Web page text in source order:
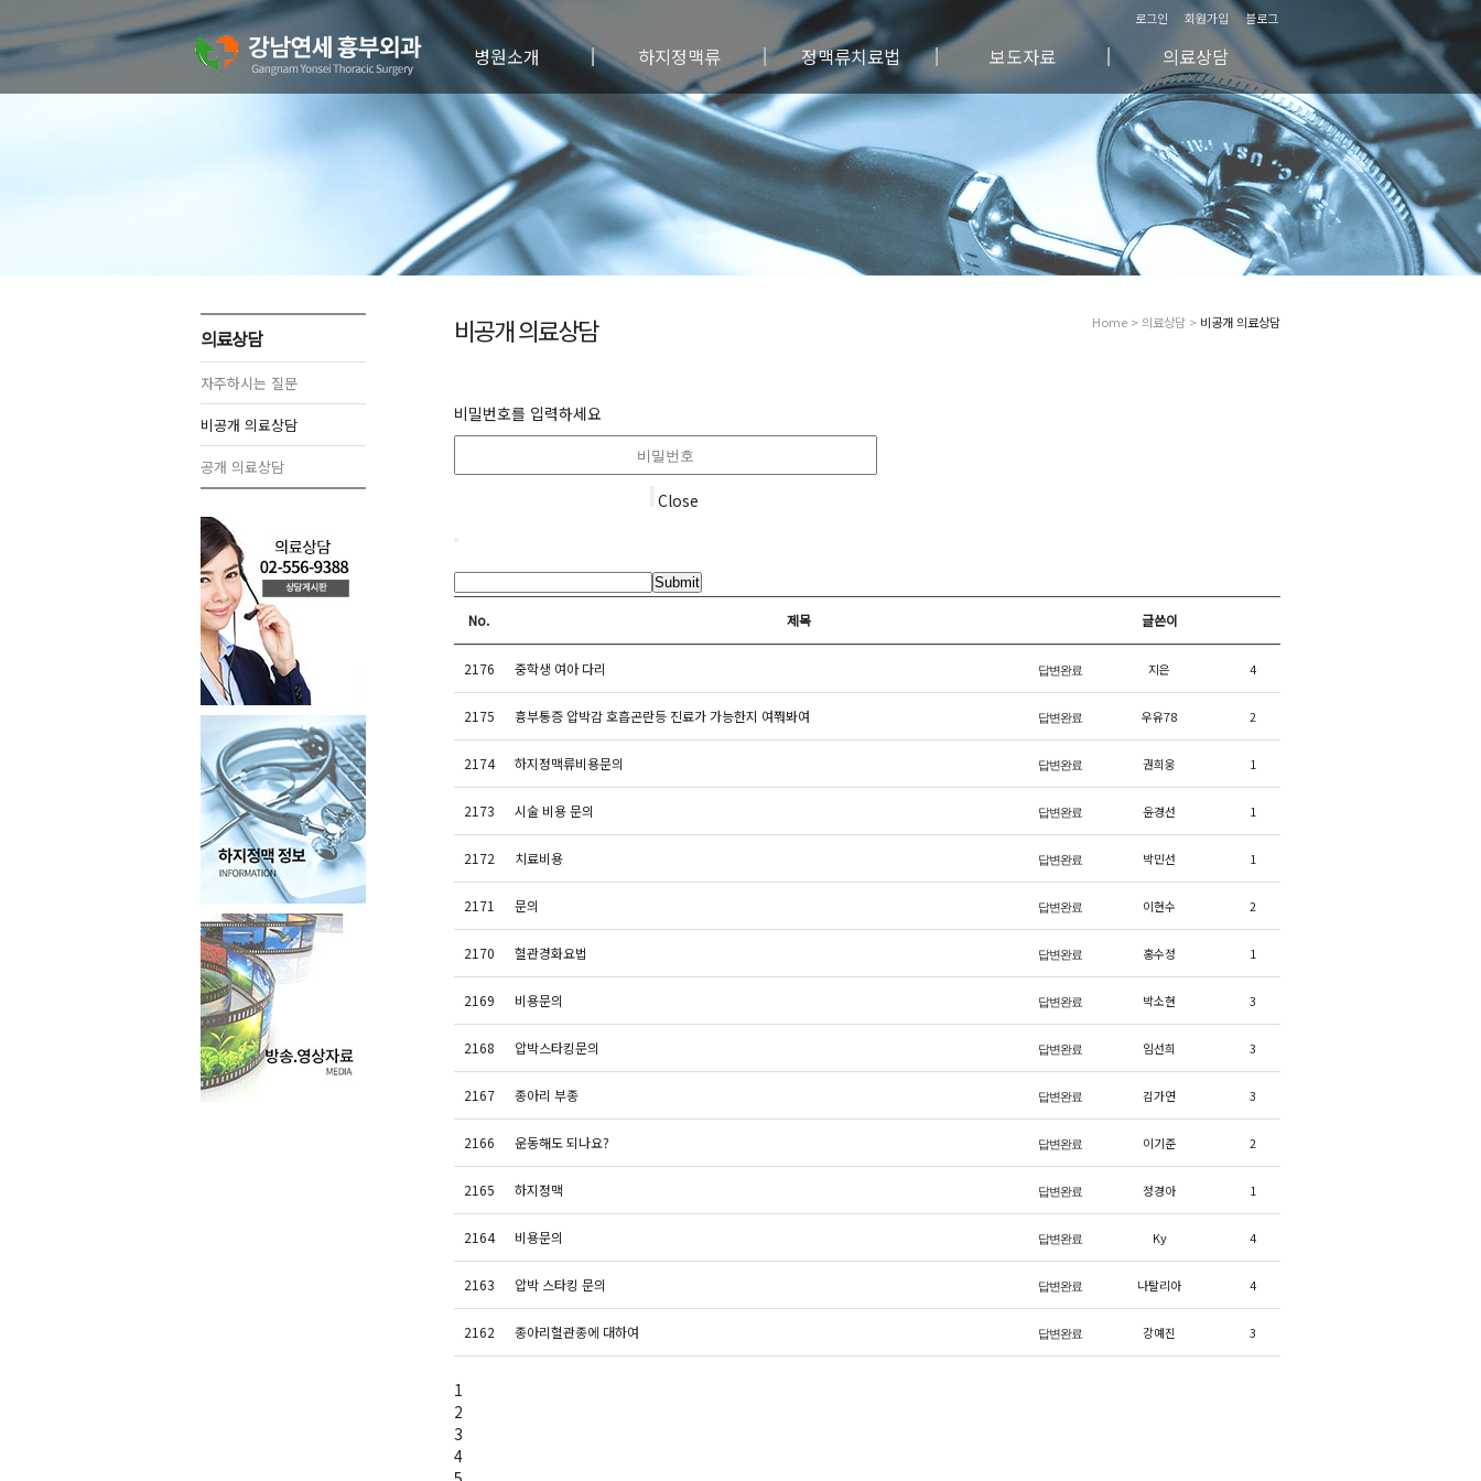
로그인 회원가입 블로그
병원소개 하지정맥류 정맥류치료법 보도자료 의료상담
의료진소개
병원특징
진료안내
치료장비
오시는길
하지정맥류란?
정맥류원인
정맥류 증상/진단
정맥류예방법
수술전후사진
보존/약물요법
혈관경화요법
레이저 피부치료
통원주사침 수술
광투시 수술
신문매체자료
칼럼
공지사항
자주하시는 질문
비공개 의료상담
공개 의료상담
의료상담
자주하시는 질문
비공개 의료상담
공개 의료상담
비공개 의료상담 Home > 의료상담 > 비공개 의료상담
비밀번호를 입력하세요
Close
Submit
No. 제목 글쓴이
2176 중학생 여아 다리 답변완료 지은 4
2175 흉부통증 압박감 호흡곤란등 진료가 가능한지 여쭤봐여 답변완료 우유78 2
2174 하지정맥류비용문의 답변완료 권희웅 1
2173 시술 비용 문의 답변완료 윤경선 1
2172 치료비용 답변완료 박민선 1
2171 문의 답변완료 이현수 2
2170 혈관경화요법 답변완료 홍수정 1
2169 비용문의 답변완료 박소현 3
2168 압박스타킹문의 답변완료 임선희 3
2167 종아리 부종 답변완료 김가연 3
2166 운동해도 되나요? 답변완료 이기준 2
2165 하지정맥 답변완료 정경아 1
2164 비용문의 답변완료 Ky 4
2163 압박 스타킹 문의 답변완료 나탈리아 4
2162 종아리혈관종에 대하여 답변완료 강예진 3
1
2
3
4